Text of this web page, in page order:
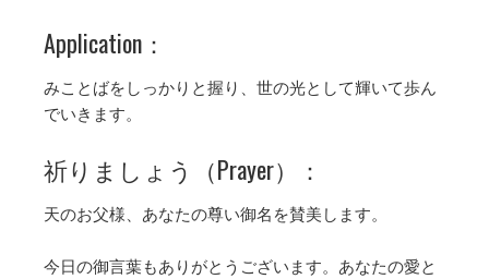
Application：
みことばをしっかりと握り、世の光として輝いて歩ん
でいきます。
祈りましょう（Prayer）：
天のお父様、あなたの尊い御名を賛美します。
今日の御言葉もありがとうございます。あなたの愛と